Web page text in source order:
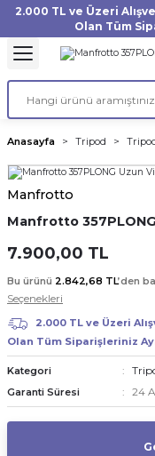
2.000 TL ve Üzeri
Olan Tüm
Aksesuarları
Makinesi
Aksesuarları
Anasayfa Tripod
Manfrotto
Manfrotto
7.900,00 TL
Bu ürünü 2.842,68 TL’den
Seçenekleri
2.000 TL ve Üzeri
Olan Tüm Siparişleriniz
Kategori
Garanti Süresi 24